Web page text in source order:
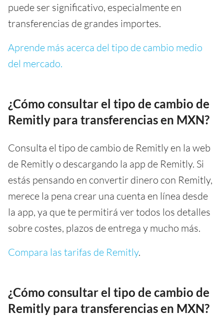
puede ser significativo, especialmente en
transferencias de grandes importes.
Aprende más acerca del tipo de cambio medio
del mercado.
¿Cómo consultar el tipo de cambio de
Remitly para transferencias en MXN?
Consulta el tipo de cambio de Remitly en la web
de Remitly o descargando la app de Remitly. Si
estás pensando en convertir dinero con Remitly,
merece la pena crear una cuenta en línea desde
la app, ya que te permitirá ver todos los detalles
sobre costes, plazos de entrega y mucho más.
Compara las tarifas de Remitly.
¿Cómo consultar el tipo de cambio de
Remitly para transferencias en MXN?